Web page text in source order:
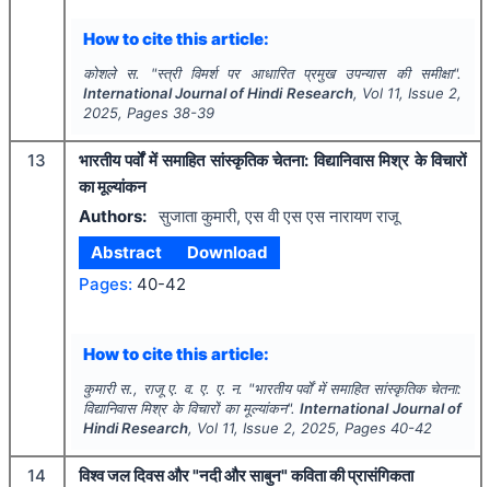
How to cite this article:
कोशले स. "स्त्री विमर्श पर आधारित प्रमुख उपन्यास की समीक्षा".
International Journal of Hindi Research, Vol 11, Issue 2,
2025, Pages 38-39
13
भारतीय पर्वों में समाहित सांस्कृतिक चेतना: विद्यानिवास मिश्र के विचारों
का मूल्यांकन
Authors: सुजाता कुमारी, एस वी एस एस नारायण राजू
Abstract
Download
Pages: 40-42
How to cite this article:
कुमारी स., राजू ए. व. ए. ए. न. "भारतीय पर्वों में समाहित सांस्कृतिक चेतना:
विद्यानिवास मिश्र के विचारों का मूल्यांकन".International Journal of
Hindi Research, Vol 11, Issue 2, 2025, Pages 40-42
14
विश्व जल दिवस और "नदी और साबुन" कविता की प्रासंगिकता